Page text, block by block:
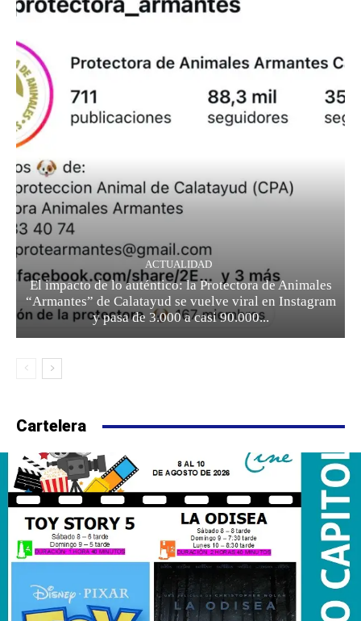
ACTUALIDAD
El impacto de lo auténtico: la Protectora de Animales
“Armantes” de Calatayud se vuelve viral en Instagram
y pasa de 3.000 a casi 90.000...
Cartelera